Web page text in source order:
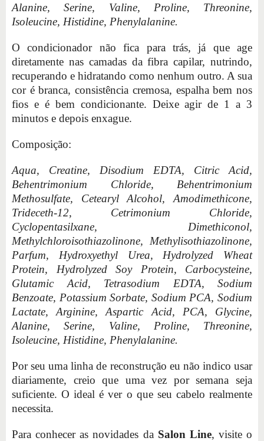
Alanine, Serine, Valine, Proline, Threonine,
Isoleucine, Histidine, Phenylalanine.
O condicionador não fica para trás, já que age
diretamente nas camadas da fibra capilar, nutrindo,
recuperando e hidratando como nenhum outro. A sua
cor é branca, consistência cremosa, espalha bem nos
fios e é bem condicionante. Deixe agir de 1 a 3
minutos e depois enxague.
Composição:
Aqua, Creatine, Disodium EDTA, Citric Acid,
Behentrimonium Chloride, Behentrimonium
Methosulfate, Cetearyl Alcohol, Amodimethicone,
Trideceth-12, Cetrimonium Chloride,
Cyclopentasilxane, Dimethiconol,
Methylchloroisothiazolinone, Methylisothiazolinone,
Parfum, Hydroxyethyl Urea, Hydrolyzed Wheat
Protein, Hydrolyzed Soy Protein, Carbocysteine,
Glutamic Acid, Tetrasodium EDTA, Sodium
Benzoate, Potassium Sorbate, Sodium PCA, Sodium
Lactate, Arginine, Aspartic Acid, PCA, Glycine,
Alanine, Serine, Valine, Proline, Threonine,
Isoleucine, Histidine, Phenylalanine.
Por seu uma linha de reconstrução eu não indico usar
diariamente, creio que uma vez por semana seja
suficiente. O ideal é ver o que seu cabelo realmente
necessita.
Para conhecer as novidades da Salon Line, visite o